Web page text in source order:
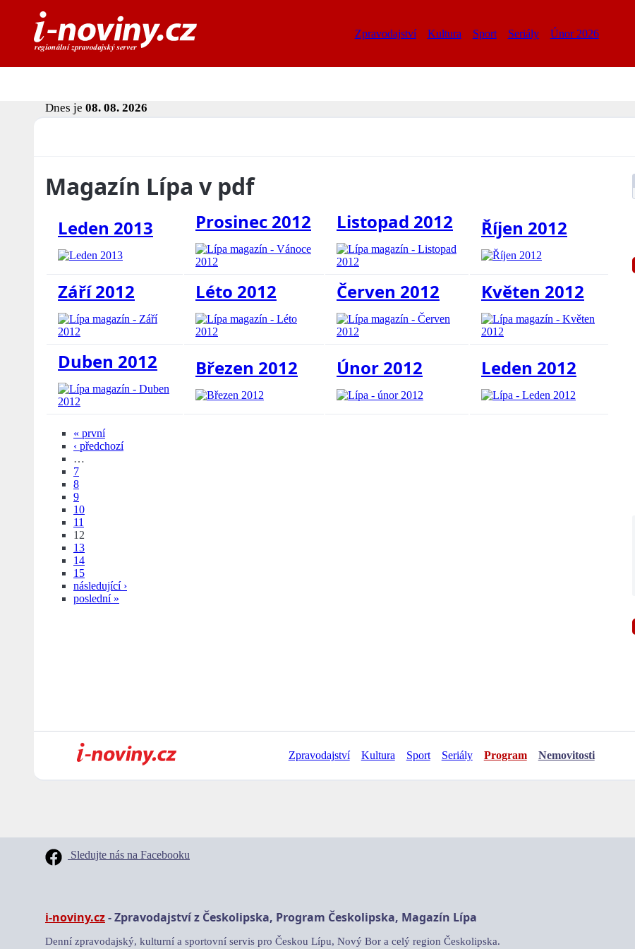
Zpravodajství Kultura Sport Seriály Únor 2026
Dnes je 08. 08. 2026
Magazín Lípa v pdf
Leden 2013 Prosinec 2012 Listopad 2012 Říjen 2012
Září 2012 Léto 2012 Červen 2012 Květen 2012
Duben 2012 Březen 2012 Únor 2012 Leden 2012
« první
‹ předchozí
…
7
8
9
10
11
12
13
14
15
následující ›
poslední »
Zpravodajství Kultura Sport Seriály Program Nemovitosti
Sledujte nás na Facebooku
i-noviny.cz- Zpravodajství z Českolipska, Program Českolipska, Magazín Lípa
Denní zpravodajský, kulturní a sportovní servis pro Českou Lípu, Nový Bor a celý region Českolipska.